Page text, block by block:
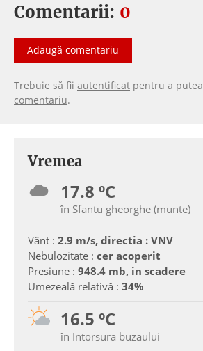
Comentarii: 0
Adaugă comentariu
Trebuie să fii autentificat pentru a putea
comentariu.
Vremea
17.8 ºC
în Sfantu gheorghe (munte)
Vânt : 2.9 m/s, directia : VNV
Nebulozitate : cer acoperit
Presiune : 948.4 mb, in scadere
Umezeală relativă : 34%
16.5 ºC
în Intorsura buzaului